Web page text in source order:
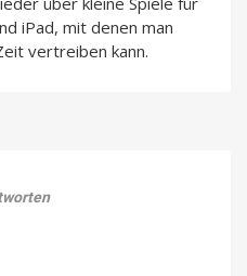
iPad, mit denen man
vertreiben kann.